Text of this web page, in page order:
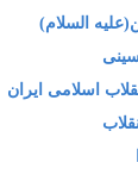
السلام)
اسلامى ایران